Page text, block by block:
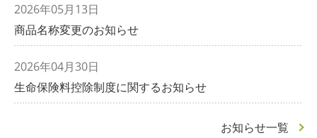
2026年05月13日
商品名称変更のお知らせ
2026年04月30日
生命保険料控除制度に関するお知らせ
お知らせ一覧